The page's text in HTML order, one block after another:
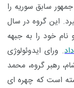
رئیس جمهور سابق سوریه را
این گروه در سال
و نام خود را به جبهه
داد. ورای ایدوئولوژی
رهبر گروه، محمد
است که چهره ای